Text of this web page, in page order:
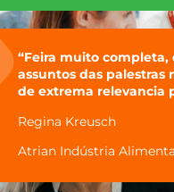
“Feira muito completa,
assuntos das palestras
de extrema relevancia
Regina Kreusch
Atrian Indústria